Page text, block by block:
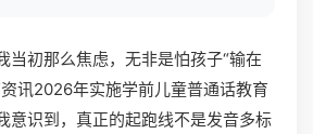
当初那么焦虑，无非是怕孩子“输在
讯2026年实施学前儿童普通话教育
意识到，真正的起跑线不是发音多标